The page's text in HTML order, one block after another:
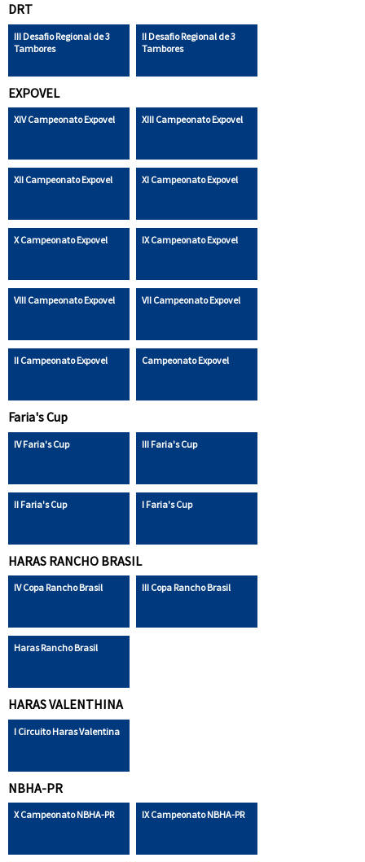
DRT
III Desafio Regional de 3
Tambores
II Desafio Regional de 3
Tambores
EXPOVEL
XIV Campeonato Expovel XIII Campeonato Expovel
XII Campeonato Expovel XI Campeonato Expovel
X Campeonato Expovel IX Campeonato Expovel
VIII Campeonato Expovel VII Campeonato Expovel
II Campeonato Expovel Campeonato Expovel
Faria's Cup
IV Faria's Cup III Faria's Cup
II Faria's Cup I Faria's Cup
HARAS RANCHO BRASIL
IV Copa Rancho Brasil III Copa Rancho Brasil
Haras Rancho Brasil
HARAS VALENTHINA
I Circuito Haras Valentina
NBHA-PR
X Campeonato NBHA-PR IX Campeonato NBHA-PR